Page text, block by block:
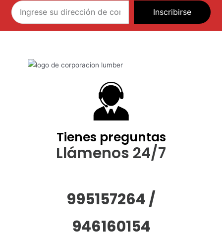
Inscribirse
Tienes preguntas
Llámenos 24/7
995157264 /
946160154